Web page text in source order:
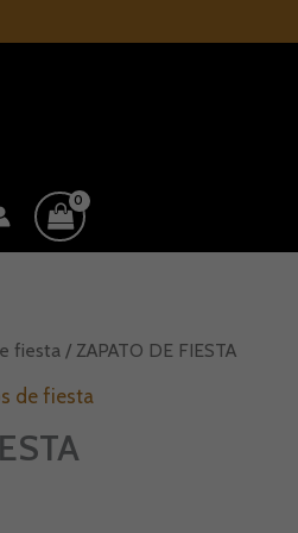
fiesta / ZAPATO DE FIESTA
de fiesta